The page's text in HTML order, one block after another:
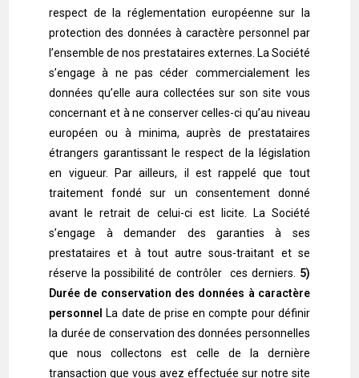
respect de la réglementation européenne sur la
protection des données à caractère personnel par
l’ensemble de nos prestataires externes. La Société
s’engage à ne pas céder commercialement les
données qu’elle aura collectées sur son site vous
concernant et à ne conserver celles-ci qu’au niveau
européen ou à minima, auprès de prestataires
étrangers garantissant le respect de la législation
en vigueur. Par ailleurs, il est rappelé que tout
traitement fondé sur un consentement donné
avant le retrait de celui-ci est licite. La Société
s’engage à demander des garanties à ses
prestataires et à tout autre sous-traitant et se
réserve la possibilité de contrôler ces derniers. 5)
Durée de conservation des données à caractère
personnel
La date de prise en compte pour définir
la durée de conservation des données personnelles
que nous collectons est celle de la dernière
transaction que vous avez effectuée sur notre site